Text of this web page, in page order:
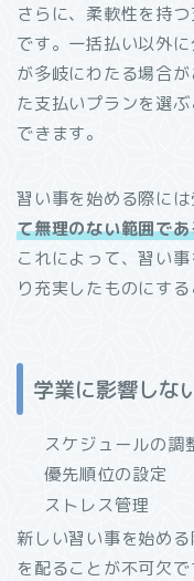
さらに、柔軟性を持
です。一括払い以外
が多岐にわたる場合
た支払いプランを選
できます。
習い事を始める際に
て無理のない範囲で
これによって、習い
り充実したものにする
学業に影響しな
スケジュールの調
優先順位の設定
ストレス管理
新しい習い事を始め
を配ることが不可欠